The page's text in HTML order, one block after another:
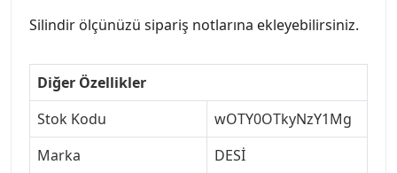
Silindir ölçünüzü sipariş notlarına ekleyebilirsiniz.
Diğer Özellikler
Stok Kodu
wOTY0OTkyNzY1Mg
Marka
DESİ